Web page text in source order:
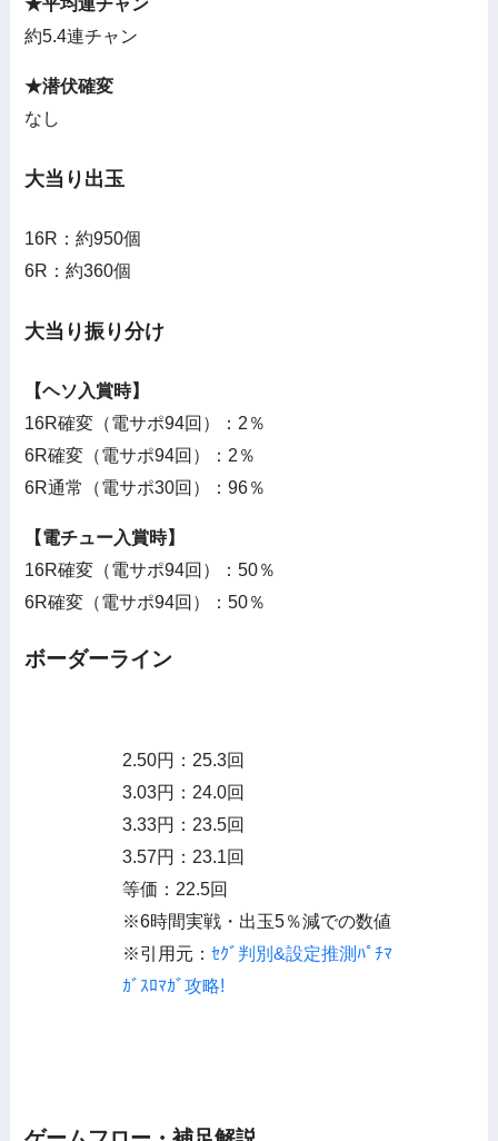
★平均連チャン
約5.4連チャン
★潜伏確変
なし
大当り出玉
16R：約950個
6R：約360個
大当り振り分け
【ヘソ入賞時】
16R確変（電サポ94回）：2％
6R確変（電サポ94回）：2％
6R通常（電サポ30回）：96％
【電チュー入賞時】
16R確変（電サポ94回）：50％
6R確変（電サポ94回）：50％
ボーダーライン
2.50円：25.3回
3.03円：24.0回
3.33円：23.5回
3.57円：23.1回
等価：22.5回
※6時間実戦・出玉5％減での数値
※引用元：ｾｸﾞ判別&設定推測ﾊﾟﾁﾏ
ｶﾞｽﾛﾏｶﾞ攻略!